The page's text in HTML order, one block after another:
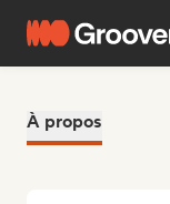
À propos